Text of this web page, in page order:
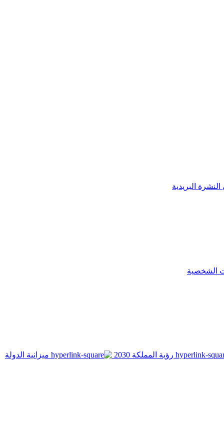
البريدية
الشخصية
رؤية المملكة 2030 ميزانية الدولة